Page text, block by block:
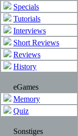
Specials
Tutorials
Interviews
Short Reviews
Reviews
History
eGames
Memory
Quiz
Sonstiges